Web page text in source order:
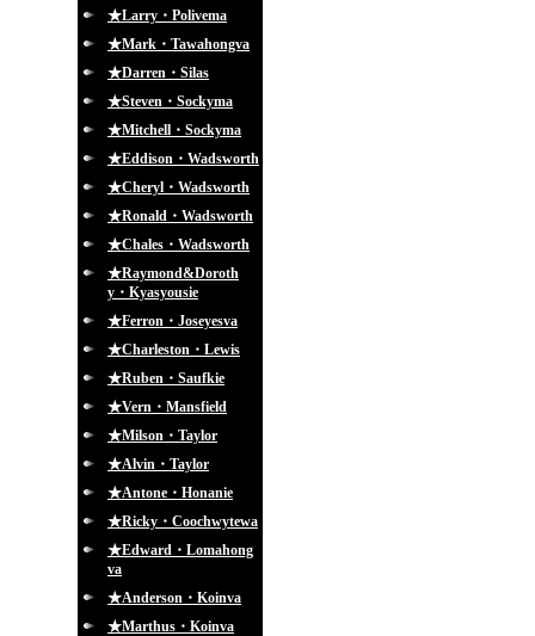
★Larry・Polivema
★Mark・Tawahongva
★Darren・Silas
★Steven・Sockyma
★Mitchell・Sockyma
★Eddison・Wadsworth
★Cheryl・Wadsworth
★Ronald・Wadsworth
★Chales・Wadsworth
★Raymond&Doroth
y・Kyasyousie
★Ferron・Joseyesva
★Charleston・Lewis
★Ruben・Saufkie
★Vern・Mansfield
★Milson・Taylor
★Alvin・Taylor
★Antone・Honanie
★Ricky・Coochwytewa
★Edward・Lomahong
va
★Anderson・Koinva
★Marthus・Koinva